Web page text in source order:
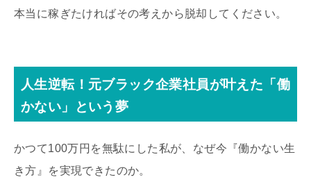
本当に稼ぎたければその考えから脱却してください。
人生逆転！元ブラック企業社員が叶えた「働
かない」という夢
かつて100万円を無駄にした私が、なぜ今『働かない生
き方』を実現できたのか。